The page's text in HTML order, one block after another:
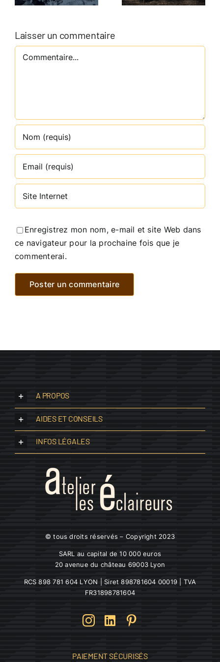
Tirana,
Laisser un commentaire
Commentaire
Enregistrez mon nom, e-mail et site Web dans
ce navigateur pour la prochaine fois que je
commenterai.
A PROPOS
AIDES ET CONSEILS
INFOS LÉGALES
© tous droits réservés – Copyright 2023
SARL au capital de 10 000 euros
20 avenue du château 69003 Lyon
RCS 898 781 604 LYON | Siret 898781604 00019 | TVA
FR31898781604
PAIEMENT SÉCURISÉS